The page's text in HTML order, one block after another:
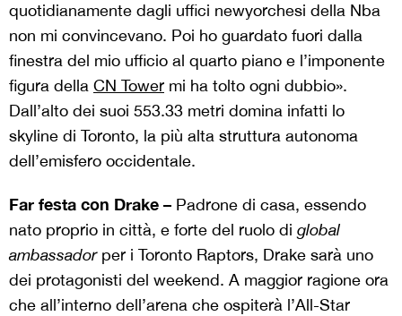
quotidianamente dagli uffici newyorchesi della Nba
non mi convincevano. Poi ho guardato fuori dalla
finestra del mio ufficio al quarto piano e l’imponente
figura della CN Tower mi ha tolto ogni dubbio».
Dall’alto dei suoi 553.33 metri domina infatti lo
skyline di Toronto, la più alta struttura autonoma
dell’emisfero occidentale.
Far festa con Drake – Padrone di casa, essendo
nato proprio in città, e forte del ruolo di global
ambassadorper i Toronto Raptors, Drake sarà uno
dei protagonisti del weekend. A maggior ragione ora
che all’interno dell’arena che ospiterà l’All-Star